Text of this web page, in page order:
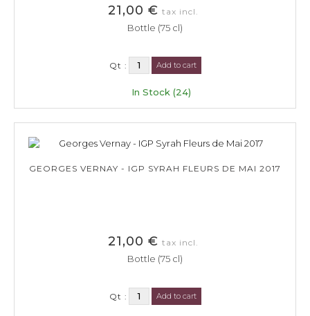
21,00 € tax incl.
Bottle (75 cl)
Qt : Add to cart
In Stock (24)
GEORGES VERNAY - IGP SYRAH FLEURS DE MAI 2017
21,00 € tax incl.
Bottle (75 cl)
Qt : Add to cart